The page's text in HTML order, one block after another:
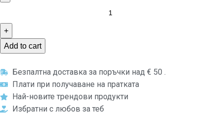
Add to cart
Безпалтна доставка за поръчки над € 50 .
Плати при получаване на пратката
Най-новите трендови продукти
Избратни с любов за теб